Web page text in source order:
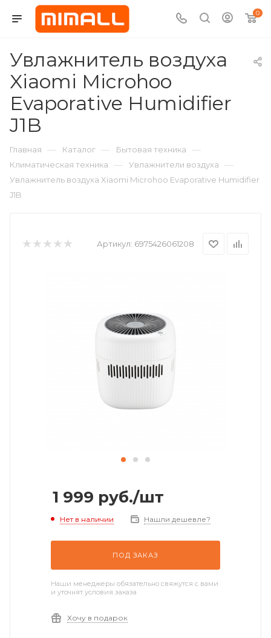
0
Увлажнитель воздуха
Xiaomi Microhoo
Evaporative Humidifier
J1B
Главная — Каталог — Бытовая техника —
Климатическая техника — Увлажнители воздуха —
Увлажнитель воздуха Xiaomi Microhoo Evaporative Humidifier
J1B
Артикул: 6975426061208
1 999 руб./шт
Нет в наличии Нашли дешевле?
ПОД ЗАКАЗ
Наши менеджеры обязательно свяжутся с вами
и уточнят условия заказа
Хочу в подарок